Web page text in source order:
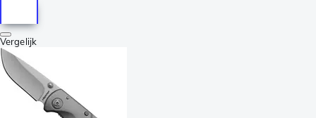
Vergelijk